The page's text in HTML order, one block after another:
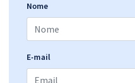
Nome
E-mail